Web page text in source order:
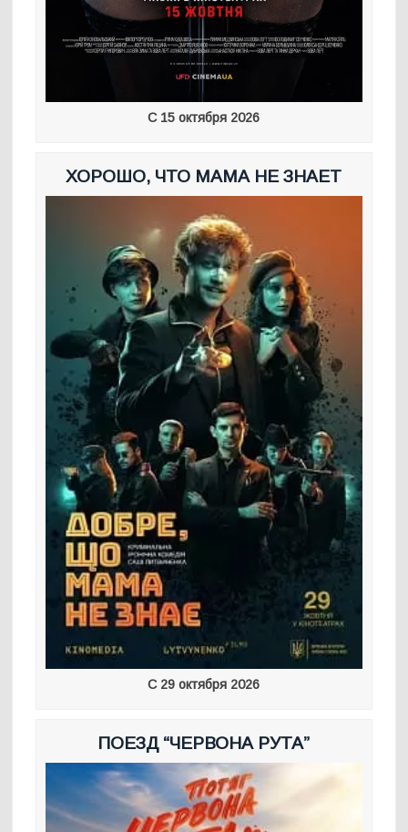
С 15 октября 2026
ХОРОШО, ЧТО МАМА НЕ ЗНАЕТ
С 29 октября 2026
ПОЕЗД “ЧЕРВОНА РУТА”